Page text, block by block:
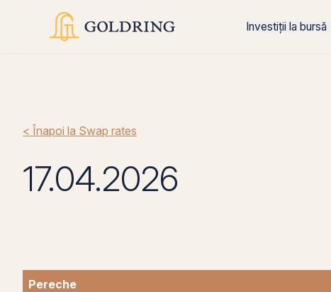
Investiții la bursă
< Înapoi la Swap rates
17.04.2026
Pereche